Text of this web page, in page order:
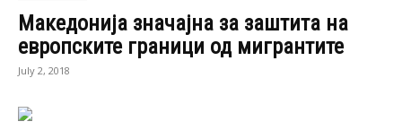
Македонија значајна за заштита на
европските граници од мигрантите
July 2, 2018